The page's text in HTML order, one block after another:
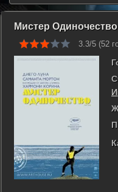
Мистер Одиночество
3.3/5 (52